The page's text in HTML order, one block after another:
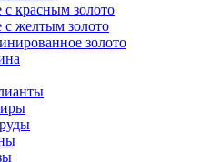
с красным золото
с желтым золото
золото